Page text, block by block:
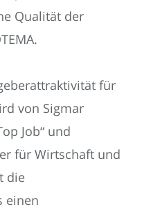
Qualität der
für
von Sigmar
Job“ und
für Wirtschaft und
die
einen